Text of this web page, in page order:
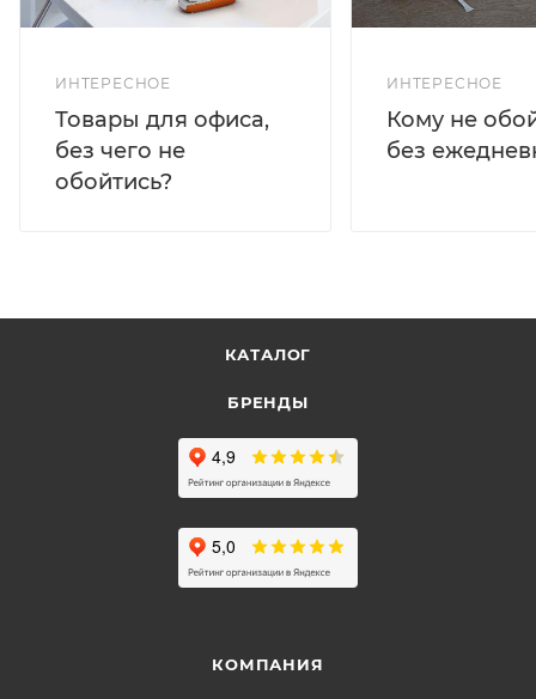
ИНТЕРЕСНОЕ
Товары для офиса,
без чего не
обойтись?
ИНТЕРЕСНОЕ
Кому не
без
КАТАЛОГ
БРЕНДЫ
КОМПАНИЯ